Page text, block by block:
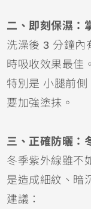
二、即刻保濕：
洗澡後 3 分鐘內
時吸收效果最佳。
特別是 小腿前側
要加強塗抹。
三、正確防曬：
冬季紫外線雖不
是造成細紋、暗
建議：